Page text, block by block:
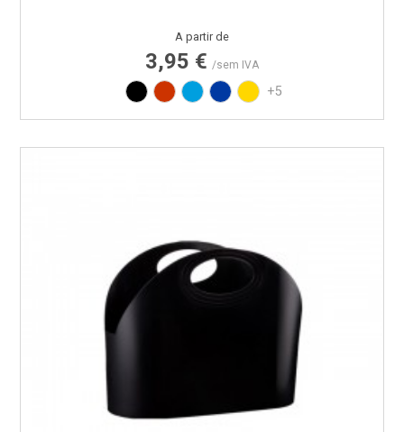
Preço
A partir de
3,95 € /sem IVA
Preto Vermelho RAL3020
Azul PAN 299C
Azul PAN 293C
Amarelo PAN 012C
+5